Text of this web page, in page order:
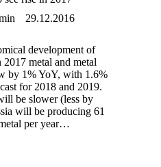
29.12.2016
development of
metal and metal
by 1% YoY, with 1.6%
for 2018 and 2019.
be slower (less by
will be producing 61
per year…